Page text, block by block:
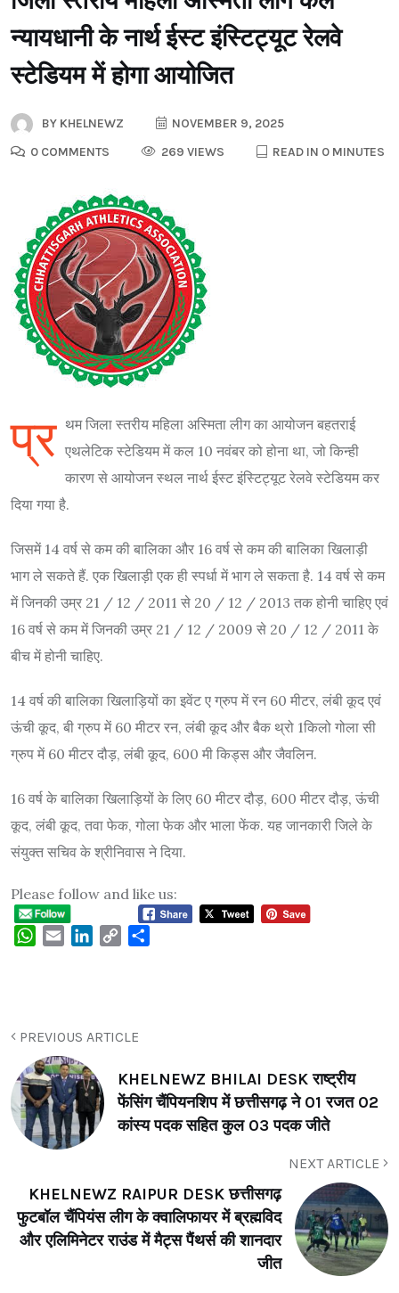
न्यायधानी के नार्थ ईस्ट इंस्टिट्यूट रेलवे
स्टेडियम में होगा आयोजित
BY KHELNEWZ
NOVEMBER 9, 2025
0 COMMENTS
269 VIEWS READ IN 0 MINUTES
प्र थम जिला स्तरीय महिला अस्मिता लीग का आयोजन बहतराई
एथलेटिक स्टेडियम में कल 10 नवंबर को होना था, जो किन्ही
कारण से आयोजन स्थल नार्थ ईस्ट इंस्टिट्यूट रेलवे स्टेडियम कर
दिया गया है.
जिसमें 14 वर्ष से कम की बालिका और 16 वर्ष से कम की बालिका खिलाड़ी
भाग ले सकते हैं. एक खिलाड़ी एक ही स्पर्धा में भाग ले सकता है. 14 वर्ष से कम
में जिनकी उम्र 21 / 12 / 2011 से 20 / 12 / 2013 तक होनी चाहिए एवं
16 वर्ष से कम में जिनकी उम्र 21 / 12 / 2009 से 20 / 12 / 2011 के
बीच में होनी चाहिए.
14 वर्ष की बालिका खिलाड़ियों का इवेंट ए ग्रुप में रन 60 मीटर, लंबी कूद एवं
ऊंची कूद, बी ग्रुप में 60 मीटर रन, लंबी कूद और बैक थ्रो 1किलो गोला सी
ग्रुप में 60 मीटर दौड़, लंबी कूद, 600 मी किड्स और जैवलिन.
16 वर्ष के बालिका खिलाड़ियों के लिए 60 मीटर दौड़, 600 मीटर दौड़, ऊंची
कूद, लंबी कूद, तवा फेक, गोला फेक और भाला फेंक. यह जानकारी जिले के
संयुक्त सचिव के श्रीनिवास ने दिया.
Please follow and like us:
WhatsApp
Email LinkedIn
Copy
PREVIOUS ARTICLE
KHELNEWZ BHILAI DESK राष्ट्रीय
फेंसिंग चैंपियनशिप में छत्तीसगढ़ ने 01 रजत 02
कांस्य पदक सहित कुल 03 पदक जीते
NEXT ARTICLE
KHELNEWZ RAIPUR DESK छत्तीसगढ़
फुटबॉल चैंपियंस लीग के क्वालिफायर में ब्रह्मविद
और एलिमिनेटर राउंड में मैट्स पैंथर्स की शानदार
जीत